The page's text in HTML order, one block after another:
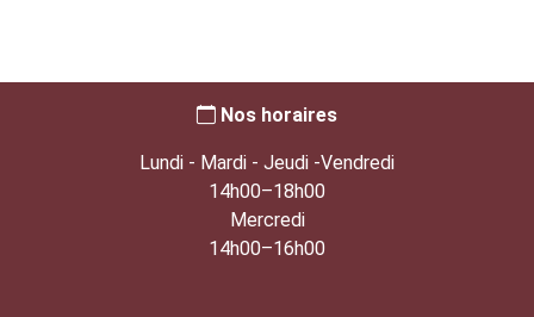
Nos horaires
Lundi - Mardi - Jeudi -Vendredi
14h00–18h00
Mercredi
14h00–16h00